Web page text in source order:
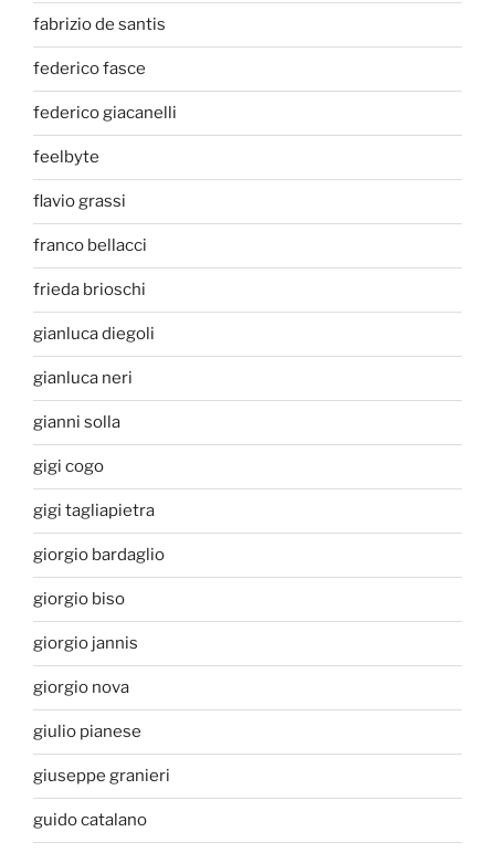
fabrizio de santis
federico fasce
federico giacanelli
feelbyte
flavio grassi
franco bellacci
frieda brioschi
gianluca diegoli
gianluca neri
gianni solla
gigi cogo
gigi tagliapietra
giorgio bardaglio
giorgio biso
giorgio jannis
giorgio nova
giulio pianese
giuseppe granieri
guido catalano